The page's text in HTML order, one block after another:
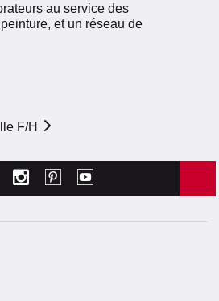
au service des
et un réseau de
F/H